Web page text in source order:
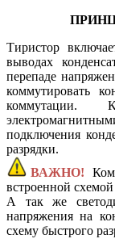
Тиристор
выводах
перепаде
коммутировать
коммутации.
подключения
разрядки.
ВАЖНО!
встроенной схемой
А так же
напряжения на
схему быстрого